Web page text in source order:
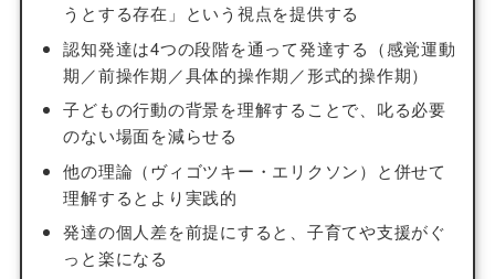
うとする存在」という視点を提供する
認知発達は4つの段階を通って発達する（感覚運動
期／前操作期／具体的操作期／形式的操作期）
子どもの行動の背景を理解することで、叱る必要
のない場面を減らせる
他の理論（ヴィゴツキー・エリクソン）と併せて
理解するとより実践的
発達の個人差を前提にすると、子育てや支援がぐ
っと楽になる